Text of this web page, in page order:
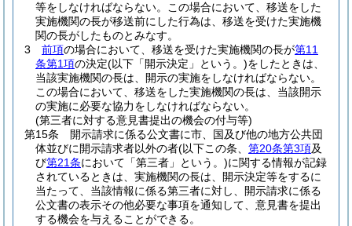
等をしなければならない。
この場合において、移送をした
実施機関の長が移送前にした行為は、移送を受けた実施機
関の長がしたものとみなす。
3
前項の場合において、移送を受けた実施機関の長が第11
条第1項の決定(以下「開示決定」という。)をしたときは、
当該実施機関の長は、開示の実施をしなければならない。
この場合において、移送をした実施機関の長は、当該開示
の実施に必要な協力をしなければならない。
(第三者に対する意見書提出の機会の付与等)
第15条
開示請求に係る公文書に市、国及び他の地方公共団
体並びに開示請求者以外の者(以下この条、 第20条第3項及
び第21条において「第三者」という。)に関する情報が記録
されているときは、実施機関の長は、開示決定等をするに
当たって、当該情報に係る第三者に対し、開示請求に係る
公文書の表示その他必要な事項を通知して、意見書を提出
する機会を与えることができる。